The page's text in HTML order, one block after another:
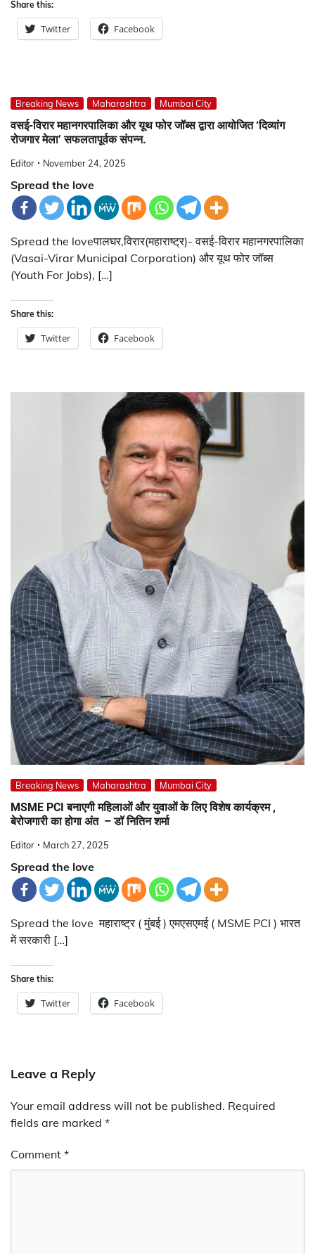
Share this:
Twitter Facebook
Breaking News Maharashtra Mumbai City
वसई-विरार महानगरपालिका और यूथ फोर जॉब्स द्वारा आयोजित ‘दिव्यांग
रोजगार मेला’ सफलतापूर्वक संपन्न.
Editor November 24, 2025
Spread the love
Spread the loveपालघर,विरार(महाराष्ट्र)- वसई-विरार महानगरपालिका
(Vasai-Virar Municipal Corporation) और यूथ फोर जॉब्स
(Youth For Jobs), […]
Share this:
Twitter Facebook
Breaking News Maharashtra Mumbai City
MSME PCI बनाएगी महिलाओं और युवाओं के लिए विशेष कार्यक्रम ,
बेरोजगारी का होगा अंत – डॉ नितिन शर्मा
Editor March 27, 2025
Spread the love
Spread the love महाराष्ट्र ( मुंबई ) एमएसएमई ( MSME PCI ) भारत
में सरकारी […]
Share this:
Twitter Facebook
Leave a Reply
Your email address will not be published. Required
fields are marked *
Comment *